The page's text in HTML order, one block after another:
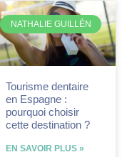
NATHALIE GUILLÉN
Tourisme dentaire
en Espagne :
pourquoi choisir
cette destination ?
EN SAVOIR PLUS »